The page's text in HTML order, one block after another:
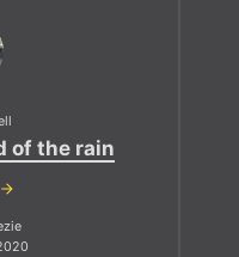
of the rain